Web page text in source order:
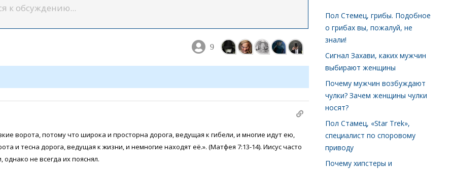
9
ворота, потому что широка и просторна дорога, ведущая к гибели, и многие идут ею,
и тесна дорога, ведущая к жизни, и немногие находят её.». (Матфея 7:13-14). Иисус часто
однако не всегда их пояснял.
Пол Стемец, грибы. Подобное
о грибах вы, пожалуй, не
знали!
Сигнал Захави, каких мужчин
выбирают женщины
Почему мужчин возбуждают
чулки? Зачем женщины чулки
носят?
Пол Стамец, «Star Trek»,
специалист по споровому
приводу
Почему хипстеры и